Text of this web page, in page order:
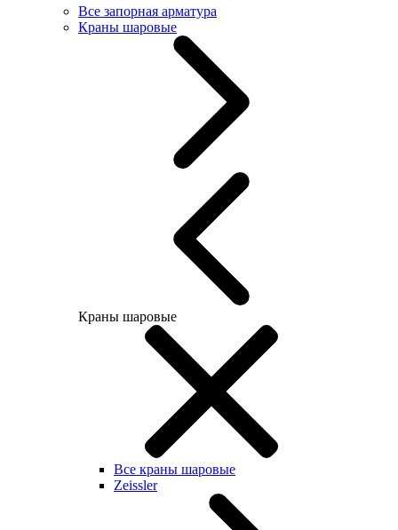
Все запорная арматура
Краны шаровые
Краны шаровые
Все краны шаровые
Zeissler